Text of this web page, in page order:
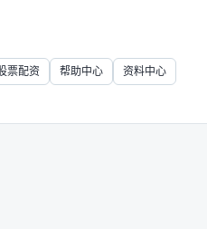
票配资 帮助中心 资料中心